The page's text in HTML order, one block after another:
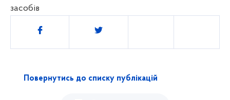
засобів
Поділитись
Повернутись до списку публікацій